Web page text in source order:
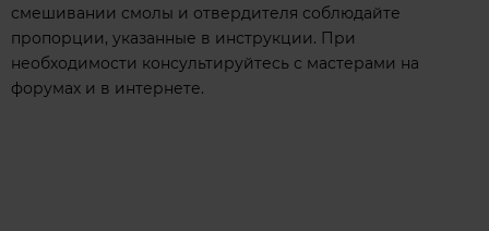
смешивании смолы и отвердителя соблюдайте
пропорции, указанные в инструкции. При
необходимости консультируйтесь с мастерами на
форумах и в интернете.